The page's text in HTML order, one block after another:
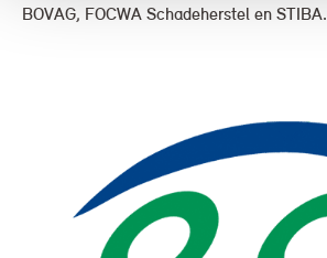
BOVAG, FOCWA Schadeherstel en STIBA.